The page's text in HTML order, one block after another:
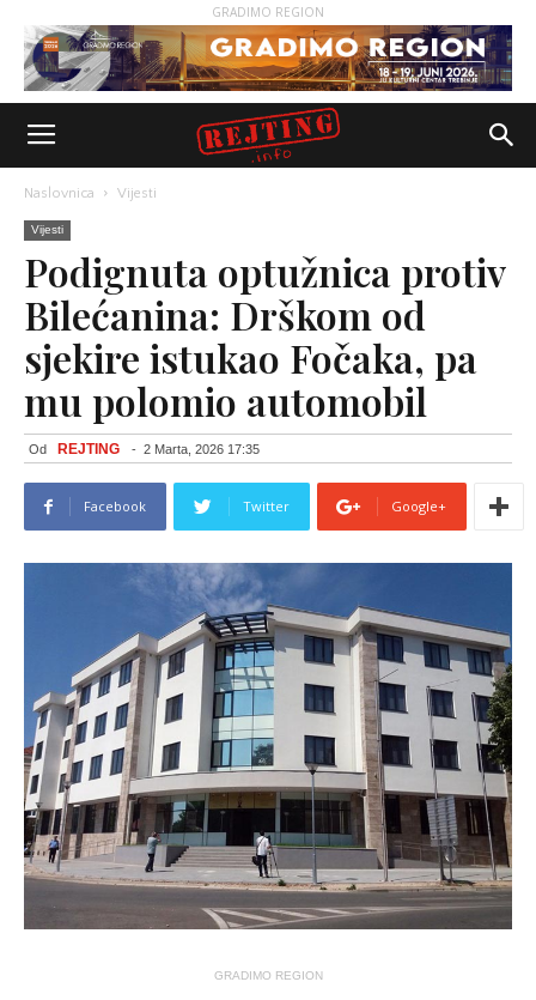
GRADIMO REGION
Naslovnica Vijesti
Vijesti
Podignuta optužnica protiv
Bilećanina: Drškom od
sjekire istukao Fočaka, pa
mu polomio automobil
Od REJTING - 2 Marta, 2026 17:35
Facebook Twitter Google+
GRADIMO REGION